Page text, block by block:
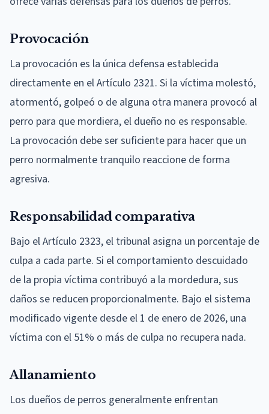
Provocación
La provocación es la única defensa establecida
directamente en el Artículo 2321. Si la víctima molestó,
atormentó, golpeó o de alguna otra manera provocó al
perro para que mordiera, el dueño no es responsable.
La provocación debe ser suficiente para hacer que un
perro normalmente tranquilo reaccione de forma
agresiva.
Responsabilidad comparativa
Bajo el Artículo 2323, el tribunal asigna un porcentaje de
culpa a cada parte. Si el comportamiento descuidado
de la propia víctima contribuyó a la mordedura, sus
daños se reducen proporcionalmente. Bajo el sistema
modificado vigente desde el 1 de enero de 2026, una
víctima con el 51% o más de culpa no recupera nada.
Allanamiento
Los dueños de perros generalmente enfrentan